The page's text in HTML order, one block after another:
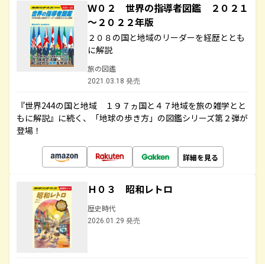
Ｗ０２ 世界の指導者図鑑 ２０２１
～２０２２年版
２０８の国と地域のリーダーを経歴ととも
に解説
旅の図鑑
2021.03.18 発売
『世界244の国と地域 １９７ヵ国と４７地域を旅の雑学とと
もに解説』に続く、「地球の歩き方」の図鑑シリーズ第２弾が
登場！
詳細を見る
Ｈ０３ 昭和レトロ
歴史時代
2026.01.29 発売